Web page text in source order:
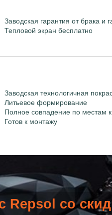
Заводская гарантия от брака и
Тепловой экран бесплатно
Заводская технологичная
Литьевое формирование
Полное совпадение по местам
Готов к монтажу
Repsol со